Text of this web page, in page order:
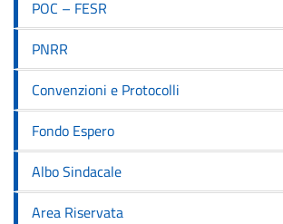
POC – FESR
PNRR
Convenzioni e Protocolli
Fondo Espero
Albo Sindacale
Area Riservata